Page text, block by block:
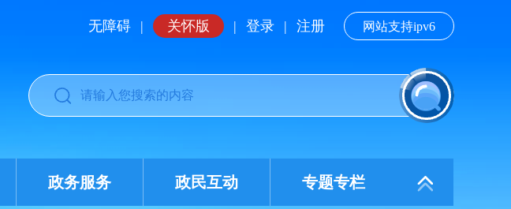
无障碍 | 关怀版 | 登录 | 注册 网站支持ipv6
政务服务 政民互动 专题专栏